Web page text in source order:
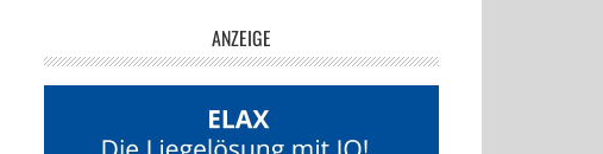
ANZEIGE